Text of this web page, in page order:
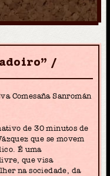
Comesaña Sanromán
de 30 minutos de
que se movem
É uma
que visa
na sociedade, da